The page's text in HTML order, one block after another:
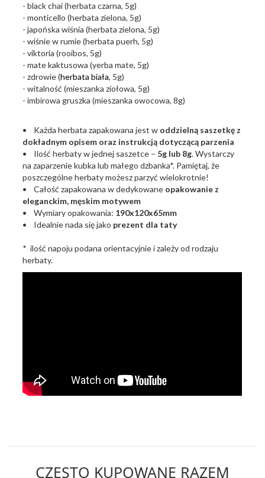
- black chai (herbata czarna, 5g)
- monticello (herbata zielona, 5g)
- japońska wiśnia (herbata zielona, 5g)
- wiśnie w rumie (herbata puerh, 5g)
- viktoria (rooibos, 5g)
- mate kaktusowa (yerba mate, 5g)
- zdrowie (herbata biała, 5g)
- witalność (mieszanka ziołowa, 5g)
- imbirowa gruszka (mieszanka owocowa, 8g)
• Każda herbata zapakowana jest w oddzielną saszetkę z
dokładnym opisem oraz instrukcją dotyczącą parzenia
• Ilość herbaty w jednej saszetce – 5g lub 8g. Wystarczy
na zaparzenie kubka lub małego dzbanka*. Pamiętaj, że
poszczególne herbaty możesz parzyć wielokrotnie!
• Całość zapakowana w dedykowane opakowanie z
eleganckim, męskim motywem
• Wymiary opakowania: 190x120x65mm
• Idealnie nada się jako prezent dla taty
* ilość napoju podana orientacyjnie i zależy od rodzaju
herbaty.
CZĘSTO KUPOWANE RAZEM